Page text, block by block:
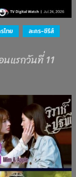
ไทย
ละคร-ซีรีส์
นแรกวันที่ 11